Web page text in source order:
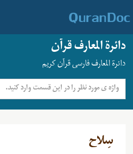
دائرة المعارف قرآن
دائرة المعارف فارسی قرآن کریم
سِلاح